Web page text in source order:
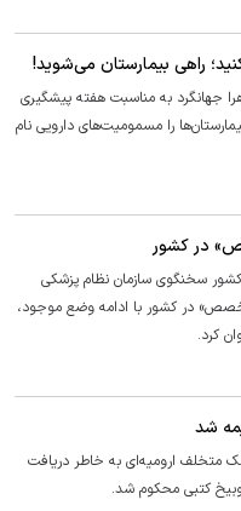
راهی بیمارستان می‌شوید!
جهانگرد به مناسبت هفته پیشگیری
را مسمومیت‌های دارویی نام
در کشور
سخنگوی سازمان نظام پزشکی
در کشور با ادامه وضع موجود،
کرد.
متخلف ارومیه‌ای به خاطر دریافت